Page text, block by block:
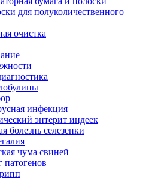
для полуколичественного
очистка
инфекция
энтерит индеек
болезнь селезенки
чума свиней